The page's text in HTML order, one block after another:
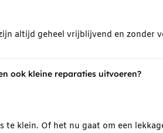
altijd geheel vrijblijvend en
ook kleine reparaties uitvoeren?
te klein. Of het nu gaat om een